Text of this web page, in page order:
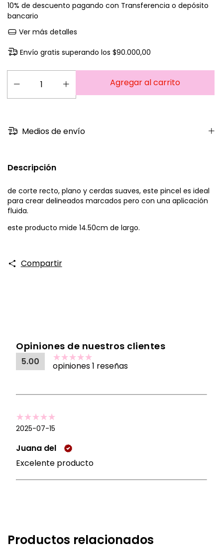
10% de descuento pagando con Transferencia o depósito
bancario
Ver más detalles
Envío gratis superando los$90.000,00
Medios de envío
Descripción
de corte recto, plano y cerdas suaves, este pincel es ideal
para crear delineados marcados pero con una aplicación
fluida.
este producto mide 14.50cm de largo.
Compartir
Opiniones de nuestros clientes
5.00 opiniones 1 reseñas
2025-07-15
Juana del
Excelente producto
Productos relacionados